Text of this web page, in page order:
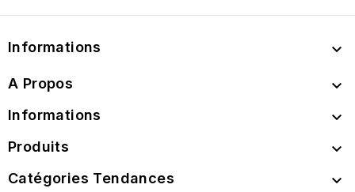
Informations 
A Propos 
Informations 
Produits 
Catégories Tendances 